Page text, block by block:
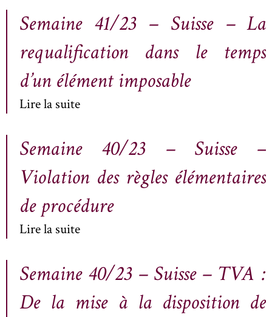
Semaine 41/23 – Suisse – La
requalification dans le temps
d’un élément imposable
Lire la suite
Semaine 40/23 – Suisse –
Violation des règles élémentaires
de procédure
Lire la suite
Semaine 40/23 – Suisse – TVA :
De la mise à la disposition de